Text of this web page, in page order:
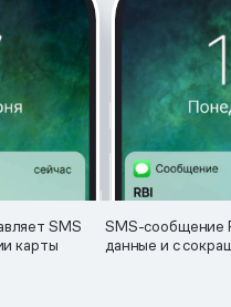
SMS
карты
SMS-сообщение
данные и с